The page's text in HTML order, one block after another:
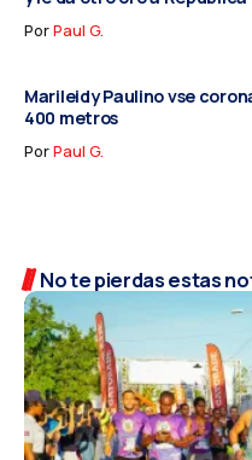
PorPaul G.
Marileidy Paulino vse
400 metros
PorPaul G.
No te pierdas estas